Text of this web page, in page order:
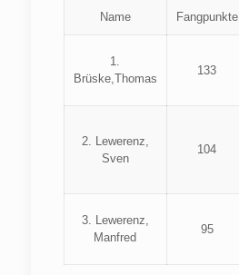
Name Fangpunkte
1.
Brüske,Thomas
133
2. Lewerenz,
Sven
104
3. Lewerenz,
Manfred
95